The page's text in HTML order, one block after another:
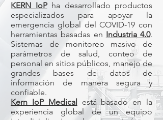
KERN IoPha desarrollado productos
especializados para apoyar la
emergencia global del COVID-19 con
herramientas basadas en Industria 4.0.
Sistemas de monitoreo masivo de
parámetros de salud, conteo de
personal en sitios públicos, manejo de
grandes bases de datos de
información de manera segura y
confiable.
Kern IoP Medical está basado en la
experiencia global de un equipo